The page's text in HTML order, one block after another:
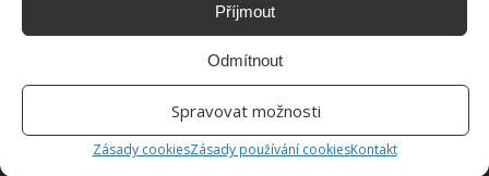
Příjmout
Odmítnout
Spravovat možnosti
Zásady cookiesZásady používání cookiesKontakt
Přidejte svůj názor
Jiří Kolář